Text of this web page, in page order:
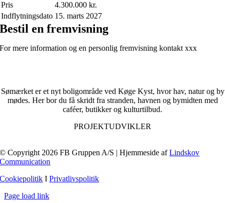
Pris
4.300.000 kr.
Indflytningsdato 15. marts 2027
Bestil en fremvisning
For mere information og en personlig fremvisning kontakt xxx
Sømærket er et nyt boligområde ved Køge Kyst, hvor hav, natur og by
mødes. Her bor du få skridt fra stranden, havnen og bymidten med
caféer, butikker og kulturtilbud.
PROJEKTUDVIKLER
© Copyright 2026 FB Gruppen A/S | Hjemmeside afLindskov
Communication
Cookiepolitik IPrivatlivspolitik
Page load link